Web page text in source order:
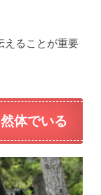
えることが重要
体でいる